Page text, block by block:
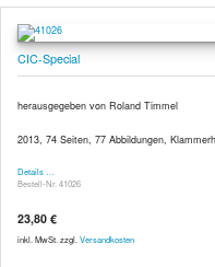
CIC-Special
herausgegeben von Roland Timmel
2013, 74 Seiten, 77 Abbildungen,
Details …
Bestell-Nr. 41026
23,80 €
inkl. MwSt. zzgl. Versandkosten